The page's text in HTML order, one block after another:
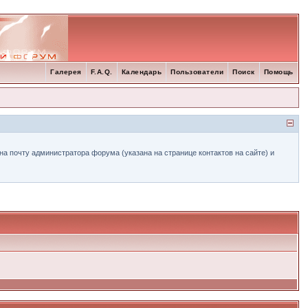
Помощь
Поиск
Пользователи
Календарь
F.A.Q.
Галерея
администратора форума (указана на странице контактов на сайте) и